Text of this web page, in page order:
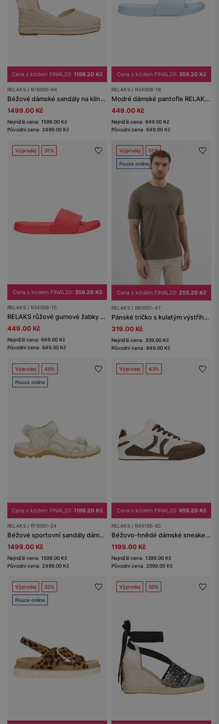
Cena s kódem FINAL20: 1199.20 Kč
RELAKS / R76005-64
Béžové dámské sandály na klínku se zapínáním kolem kotníku RELAKS
1499.00 Kč
Nejnižší cena: 1599.00 Kč
Původní cena: 2499.00 Kč
Cena s kódem FINAL20: 359.20 Kč
RELAKS / R34008-18
Modré dámské pantofle RELAKS s reliéfním logem
449.00 Kč
Nejnižší cena: 649.00 Kč
Původní cena: 649.00 Kč
Výprodej 31%
Cena s kódem FINAL20: 359.20 Kč
RELAKS / R34008-15
RELAKS růžové gumové žabky s plochou podrážkou
449.00 Kč
Nejnižší cena: 649.00 Kč
Původní cena: 649.00 Kč
Výprodej 51%
Pouze online
Cena s kódem FINAL20: 255.20 Kč
RELAKS / R93001-47
Pánské tričko s kulatým výstřihem khaki
319.00 Kč
Nejnižší cena: 339.00 Kč
Původní cena: 649.00 Kč
Výprodej 40%
Pouze online
Cena s kódem FINAL20: 1199.20 Kč
RELAKS / R78001-24
Béžové sportovní sandály dámské RELAKS
1499.00 Kč
Nejnižší cena: 1599.00 Kč
Původní cena: 2499.00 Kč
Výprodej 43%
Cena s kódem FINAL20: 959.20 Kč
RELAKS / R46185-82
Béžovo-hnědé dámské sneakers v retro stylu s perforovaným svrškem RELAKS
1199.00 Kč
Nejnižší cena: 1399.00 Kč
Původní cena: 2099.00 Kč
Výprodej 52%
Pouze online
Výprodej 50%